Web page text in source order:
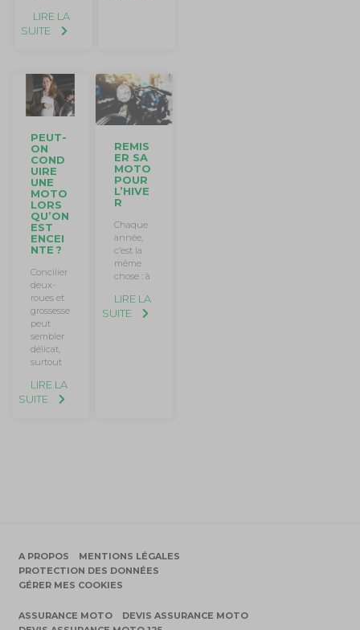
LIRE LA
SUITE
PEUT-
ON
COND
UIRE
UNE
MOTO
LORS
QU’ON
EST
ENCEI
NTE ?
Concilier
deux-
roues et
grossesse
peut
sembler
délicat,
surtout
LIRE LA
SUITE
REMIS
ER SA
MOTO
POUR
L’HIVE
R
Chaque
année,
c’est la
même
chose : à
LIRE LA
SUITE
A PROPOS
MENTIONS LÉGALES
PROTECTION DES DONNÉES
GÉRER MES COOKIES
ASSURANCE MOTO
DEVIS ASSURANCE MOTO